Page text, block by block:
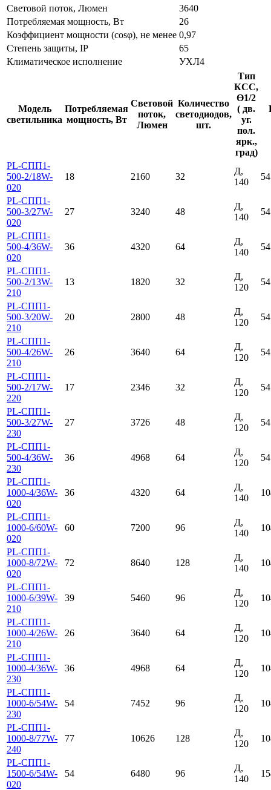
Световой поток, Люмен
3640
Потребляемая мощность, Вт
26
Коэффициент мощности (cosφ), не менее 0,97
Степень защиты, IP
65
Климатическое исполнение
УХЛ4
Модель
светильника
Потребляемая
мощность, Вт
Световой
поток,
Люмен
Количество
светодиодов,
шт.
Тип
КСС,
Ɵ1/2
( дв.
уг.
пол.
ярк.,
град)
PL-СПП1-
500-2/18W-
020
18 2160 32
Д,
140
PL-СПП1-
500-3/27W-
020
27 3240 48
Д,
140
PL-СПП1-
500-4/36W-
020
36 4320 64
Д,
140
PL-СПП1-
500-2/13W-
210
13 1820 32
Д,
120
PL-СПП1-
500-3/20W-
210
20 2800 48
Д,
120
PL-СПП1-
500-4/26W-
210
26 3640 64
Д,
120
PL-СПП1-
500-2/17W-
220
17 2346 32
Д,
120
PL-СПП1-
500-3/27W-
230
27 3726 48
Д,
120
PL-СПП1-
500-4/36W-
230
36 4968 64
Д,
120
PL-СПП1-
1000-4/36W-
020
36 4320 64
Д,
140
PL-СПП1-
1000-6/60W-
020
60 7200 96
Д,
140
PL-СПП1-
1000-8/72W-
020
72 8640 128
Д,
140
PL-СПП1-
1000-6/39W-
210
39 5460 96
Д,
120
PL-СПП1-
1000-4/26W-
210
26 3640 64
Д,
120
PL-СПП1-
1000-4/36W-
230
36 4968 64
Д,
120
PL-СПП1-
1000-6/54W-
230
54 7452 96
Д,
120
PL-СПП1-
1000-8/77W-
240
77 10626 128
Д,
120
PL-СПП1-
1500-6/54W-
020
54 6480 96
Д,
140